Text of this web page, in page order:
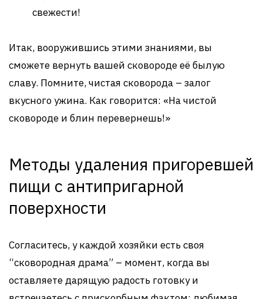
свежести!
Итак, вооружившись этими знаниями, вы
сможете вернуть вашей сковороде её былую
славу. Помните, чистая сковорода – залог
вкусного ужина. Как говорится: «На чистой
сковороде и блин перевернешь!»
Методы удаления пригоревшей
пищи с антипригарной
поверхности
Согласитесь, у каждой хозяйки есть своя
“сковородная драма” – момент, когда вы
оставляете дарящую радость готовку и